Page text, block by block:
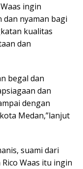
ingin
dan nyaman bagi
kualitas
dan
begal dan
dan
dengan
Medan,”lanjut
suami dari
Waas itu ingin